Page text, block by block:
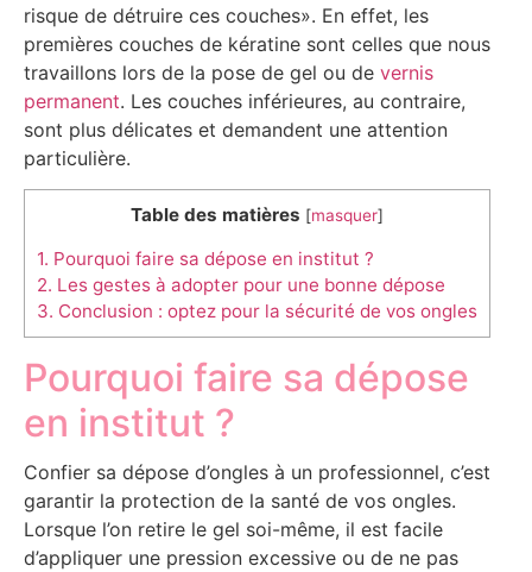
risque de détruire ces couches». En effet, les
premières couches de kératine sont celles que nous
travaillons lors de la pose de gel ou de vernis
permanent. Les couches inférieures, au contraire,
sont plus délicates et demandent une attention
particulière.
Table des matières [masquer]
1. Pourquoi faire sa dépose en institut ?
2. Les gestes à adopter pour une bonne dépose
3. Conclusion : optez pour la sécurité de vos ongles
Pourquoi faire sa dépose
en institut ?
Confier sa dépose d’ongles à un professionnel, c’est
garantir la protection de la santé de vos ongles.
Lorsque l’on retire le gel soi-même, il est facile
d’appliquer une pression excessive ou de ne pas